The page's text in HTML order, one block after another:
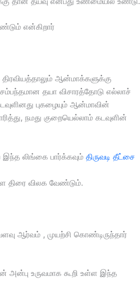
என்கிறார்
ஆன்மாக்களுக்கு
சம்பந்தமான தயா விசாரத்தோடு எல்லாச்
புகழையும் ஆன்மாவின்
நமது குறையெல்லாம் கடவுளின்
லிங்கை பார்க்கவும் திருவடி தீட்சை
திரை விலக வேண்டும்.
ஆர்வம் , முயற்சி கொண்டிருந்தார்
உருவமாக கூறி உள்ள இந்த